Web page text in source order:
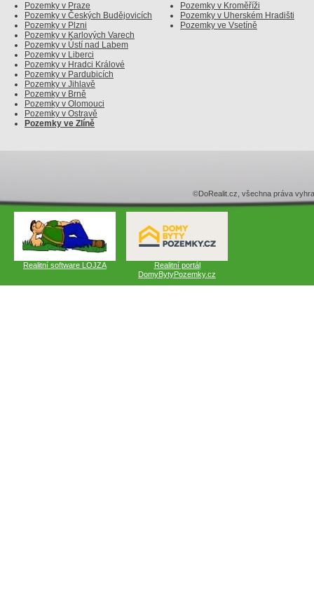
Pozemky v Praze
Pozemky v Českých Budějovicích
Pozemky v Plzni
Pozemky v Karlových Varech
Pozemky v Ústí nad Labem
Pozemky v Liberci
Pozemky v Hradci Králové
Pozemky v Pardubicích
Pozemky v Jihlavě
Pozemky v Brně
Pozemky v Olomouci
Pozemky v Ostravě
Pozemky ve Zlíně
Pozemky v Kroměříži
Pozemky v Uherském Hradišti
Pozemky ve Vsetíně
©DoRealit.cz, všechna práva
Realitní software LOJZA
Realitní portál
DomyBytyPozemky.cz